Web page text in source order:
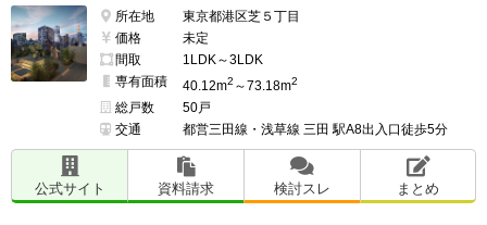
所在地
東京都港区芝５丁目
価格
未定
間取
1LDK～3LDK
専有面積
40.12m2 ～73.18m2
総戸数
50戸
交通
都営三田線・浅草線 三田 駅A8出入口徒歩5分
公式サイト 資料請求 検討スレ まとめ